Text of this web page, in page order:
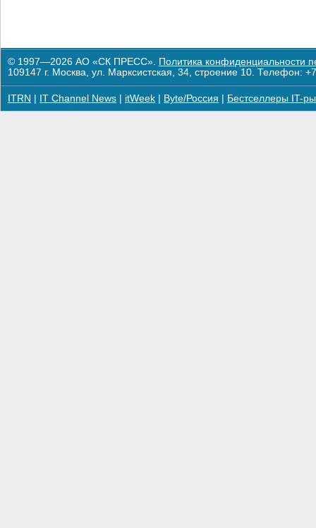
© 1997—2026 АО «СК ПРЕСС». Политика конфиденциальности
109147 г. Москва, ул. Марксистская, 34, строение 10. Телефон:
ITRN IT Channel News itWeek Byte/Россия Бестселлеры IT-